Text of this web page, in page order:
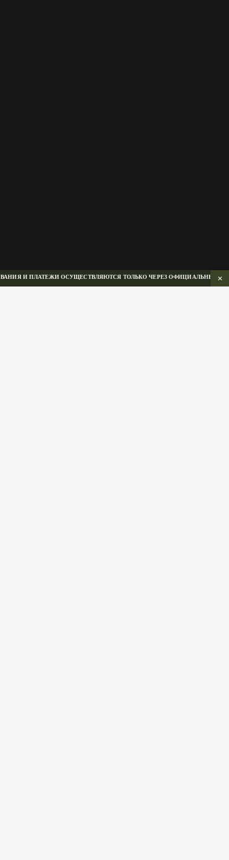
✕
И ПЛАТЕЖИ ОСУЩЕСТВЛЯЮТСЯ ТОЛЬКО ЧЕРЕЗ ОФИЦИАЛЬНЫЙ САЙТ